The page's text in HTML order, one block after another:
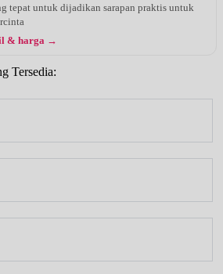
tepat untuk dijadikan sarapan praktis untuk
& harga →
Tersedia: